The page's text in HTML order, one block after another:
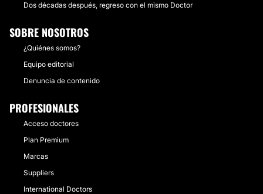
Dos décadas después, regreso con el mismo Doctor
SOBRE NOSOTROS
¿Quiénes somos?
Equipo editorial
Denuncia de contenido
PROFESIONALES
Acceso doctores
Plan Premium
Marcas
Suppliers
International Doctors